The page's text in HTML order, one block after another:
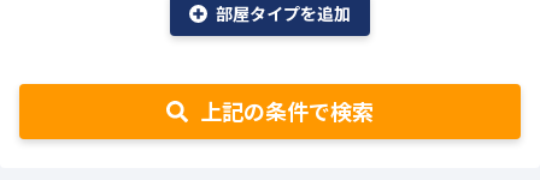
部屋タイプを追加
上記の条件で検索